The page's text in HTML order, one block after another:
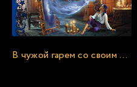
В чужой гарем со своим уставом - Ольга Коробкова